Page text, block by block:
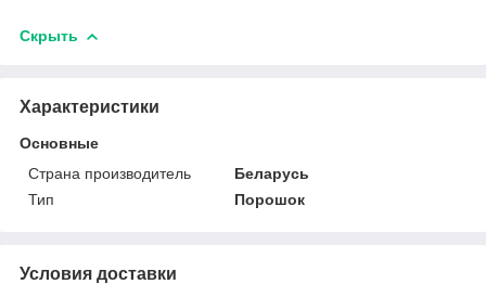
Скрыть
Характеристики
Основные
Страна производитель
Беларусь
Тип
Порошок
Условия доставки